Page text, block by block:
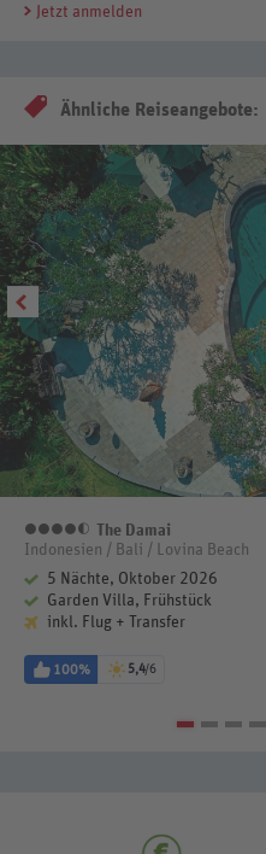
Jetzt anmelden
Ähnliche Reiseangebote:
4,5 Sterne
The Damai
Indonesien / Bali / Lovina Beach
5 Nächte, Oktober 2026
Garden Villa, Frühstück
inkl. Flug + Transfer
100% 5,4/6